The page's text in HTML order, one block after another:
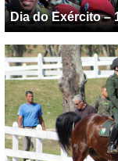
Dia do Exército –